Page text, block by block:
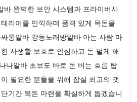
바 완벽한 보안 시스템과 프라이버시
리어를 만끽하며 품격 있게 목돈을
롱알바 강동노래방알바 아는 사람 마
사생활 보호로 안심하고 돈 벌게 해
나알바 초보도 바로 돈 버는 흐름 탑
필요한 분들을 위해 잠실 최고의 갯
기간 목돈 마련을 확실하게 돕겠습니